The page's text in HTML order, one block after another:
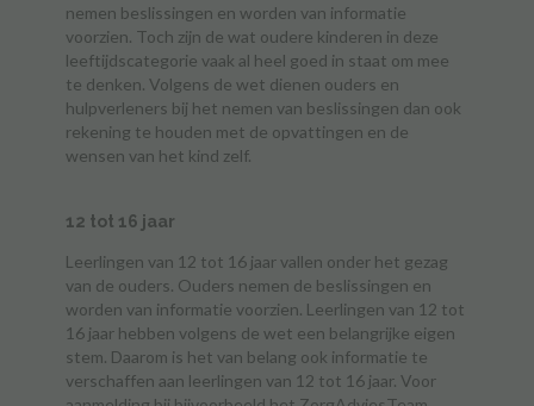
nemen beslissingen en worden van informatie
voorzien. Toch zijn de wat oudere kinderen in deze
leeftijdscategorie vaak al heel goed in staat om mee
te denken. Volgens de wet dienen ouders en
hulpverleners bij het nemen van beslissingen dan ook
rekening te houden met de opvattingen en de
wensen van het kind zelf.
12 tot 16 jaar
Leerlingen van 12 tot 16 jaar vallen onder het gezag
van de ouders. Ouders nemen de beslissingen en
worden van informatie voorzien. Leerlingen van 12 tot
16 jaar hebben volgens de wet een belangrijke eigen
stem. Daarom is het van belang ook informatie te
verschaffen aan leerlingen van 12 tot 16 jaar. Voor